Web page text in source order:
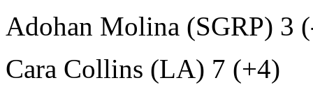
Adohan Molina (SGRP) 3
Cara Collins (LA) 7 (+4)